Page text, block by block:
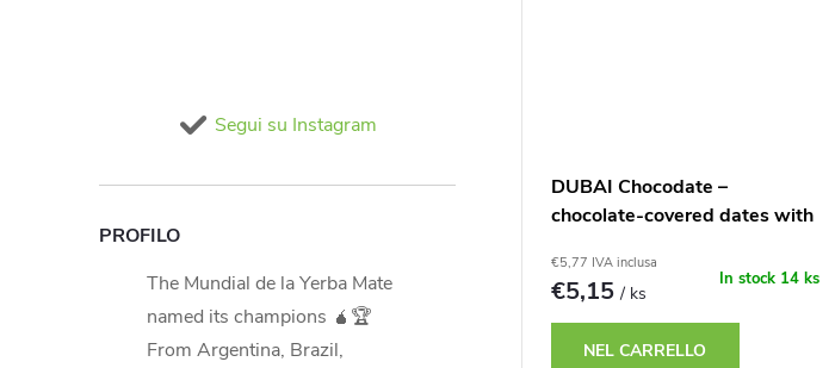
Segui su Instagram
PROFILO
The Mundial de la Yerba Mate
named its champions 🧉🏆
From Argentina, Brazil,
DUBAI Chocodate –
chocolate-covered dates with
€5,77 IVA inclusa
€5,15/ ks
In stock 14 ks
NEL CARRELLO